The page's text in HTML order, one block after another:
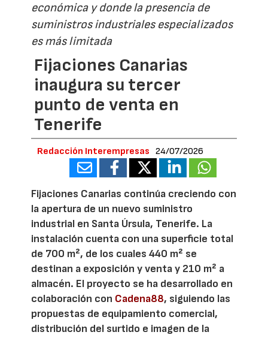
económica y donde la presencia de
suministros industriales especializados
es más limitada
Fijaciones Canarias
inaugura su tercer
punto de venta en
Tenerife
Redacción Interempresas 24/07/2026
Fijaciones Canarias continúa creciendo con
la apertura de un nuevo suministro
industrial en Santa Úrsula, Tenerife. La
instalación cuenta con una superficie total
de 700 m², de los cuales 440 m² se
destinan a exposición y venta y 210 m² a
almacén. El proyecto se ha desarrollado en
colaboración con Cadena88, siguiendo las
propuestas de equipamiento comercial,
distribución del surtido e imagen de la